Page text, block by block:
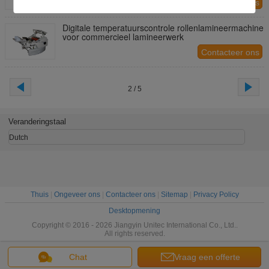
Contacteer ons
Digitale temperatuurscontrole rollenlamineermachine
voor commercieel lamineerwerk
Contacteer ons
2 / 5
Chat Vraag een offerte
Veranderingstaal
Dutch
Thuis| Ongeveer ons| Contacteer ons| Sitemap
Privacy Policy
Desktopmening
Copyright © 2016 - 2026 Jiangyin Unitec International Co., Ltd..
All rights reserved.